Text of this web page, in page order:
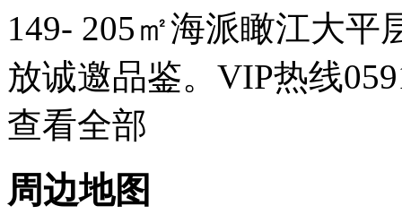
149- 205㎡海派瞰江大平
放诚邀品鉴。VIP热线
查看全部
周边地图